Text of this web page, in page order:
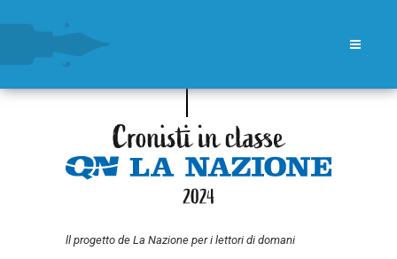
ll progetto de La Nazione per i lettori di domani